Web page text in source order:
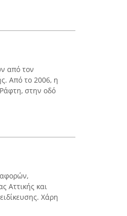
από τον
Από το 2006, η
Ράφτη, στην οδό
Αττικής και
Χάρη